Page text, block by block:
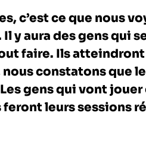
c’est ce que nous
y aura des gens qui
faire. Ils
nous constatons que
gens qui vont
feront leurs sessions